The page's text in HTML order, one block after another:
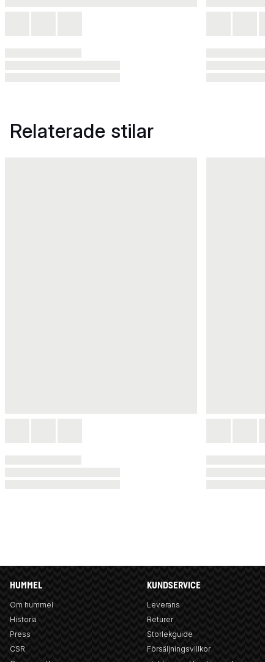
Relaterade stilar
HUMMEL
Om hummel
Historia
Press
CSR
KUNDSERVICE
Leverans
Returer
Storlekguide
Försäljningsvillkor